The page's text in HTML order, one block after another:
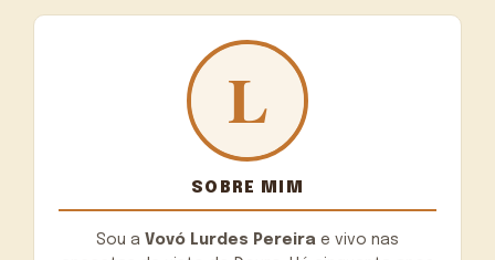
SOBRE MIM
Sou a Vovó Lurdes Pereira e vivo nas